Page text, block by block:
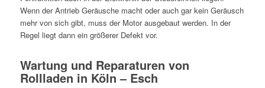
Wenn der Antrieb Geräusche macht oder auch gar kein Geräusch
mehr von sich gibt, muss der Motor ausgebaut werden. In der
Regel liegt dann ein größerer Defekt vor.
Wartung und Reparaturen von
Rollladen in Köln – Esch